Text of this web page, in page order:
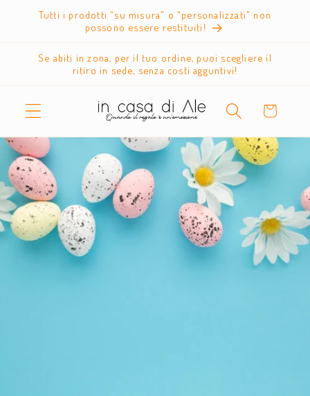
direttamente
Tutti i prodotti "su misura" o "personalizzati" non
possono essere restituiti!
Se abiti in zona, per il tuo ordine, puoi scegliere il
ritiro in sede, senza costi agguntivi!
Carrello